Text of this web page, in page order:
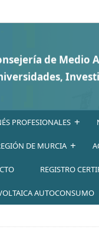
PROFESIONALES +
DE MURCIA +
REGISTRO
AUTOCONSUMO